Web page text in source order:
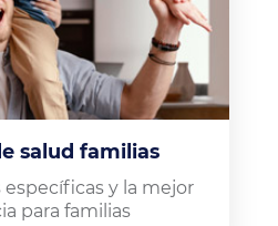
salud familias
y la mejor
para familias